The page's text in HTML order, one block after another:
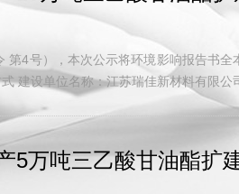
4号），本次公示将环境影响报告书
建设单位名称：江苏瑞佳新材料有限公
5万吨三乙酸甘油酯